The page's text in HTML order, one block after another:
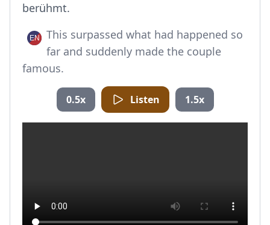
berühmt.
This surpassed what had happened so
far and suddenly made the couple
famous.
0.5x Listen 1.5x